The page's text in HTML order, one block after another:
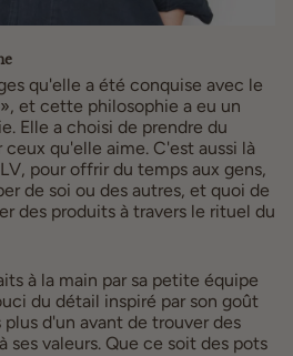
qu'elle a été conquise avec le
et cette philosophie a eu un
Elle a choisi de prendre du
qu'elle aime. C'est aussi là
pour offrir du temps aux gens,
de soi ou des autres, et quoi de
des produits à travers le rituel du
à la main par sa petite équipe
du détail inspiré par son goût
d'un avant de trouver des
ses valeurs. Que ce soit des pots